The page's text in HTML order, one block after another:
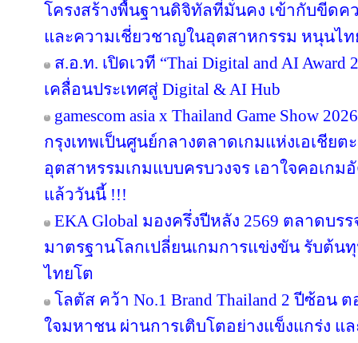
โครงสร้างพื้นฐานดิจิทัลที่มั่นคง เข้ากับขีดค
และความเชี่ยวชาญในอุตสาหกรรม หนุนไท
ส.อ.ท. เปิดเวที “Thai Digital and AI
เคลื่อนประเทศสู่ Digital & AI Hub
gamescom asia x Thailand Game Show
กรุงเทพเป็นศูนย์กลางตลาดเกมแห่งเอเชีย
อุตสาหรรมเกมแบบครบวงจร เอาใจคอเก
แล้ววันนี้ !!!
EKA Global มองครึ่งปีหลัง 2569 ตลาดบ
มาตรฐานโลกเปลี่ยนเกมการแข่งขัน รับต้น
ไทยโต
โลตัส คว้า No.1 Brand Thailand 2 ปีซ้อน
ใจมหาชน ผ่านการเติบโตอย่างแข็งแกร่ง